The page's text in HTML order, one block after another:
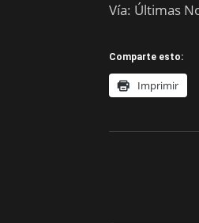
Vía: Últimas
Comparte esto:
Imprimir